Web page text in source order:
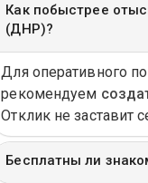
Как побыстрее
(ДНР)?
Для оперативного
рекомендуем
Отклик не заставит
Бесплатны ли